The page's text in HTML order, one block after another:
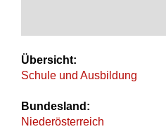
Übersicht:
Schule und Ausbildung
Bundesland:
Niederösterreich